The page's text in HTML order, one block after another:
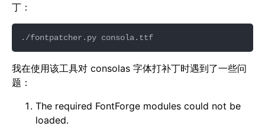
丁：
我在使用该工具对 consolas 字体打补丁时遇到了一些问
题：
The required FontForge modules could not be
loaded.